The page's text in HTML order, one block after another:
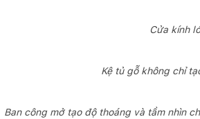
Cửa kính
Kệ tủ gỗ không chỉ
Ban công mở tạo độ thoáng và tầm nhìn